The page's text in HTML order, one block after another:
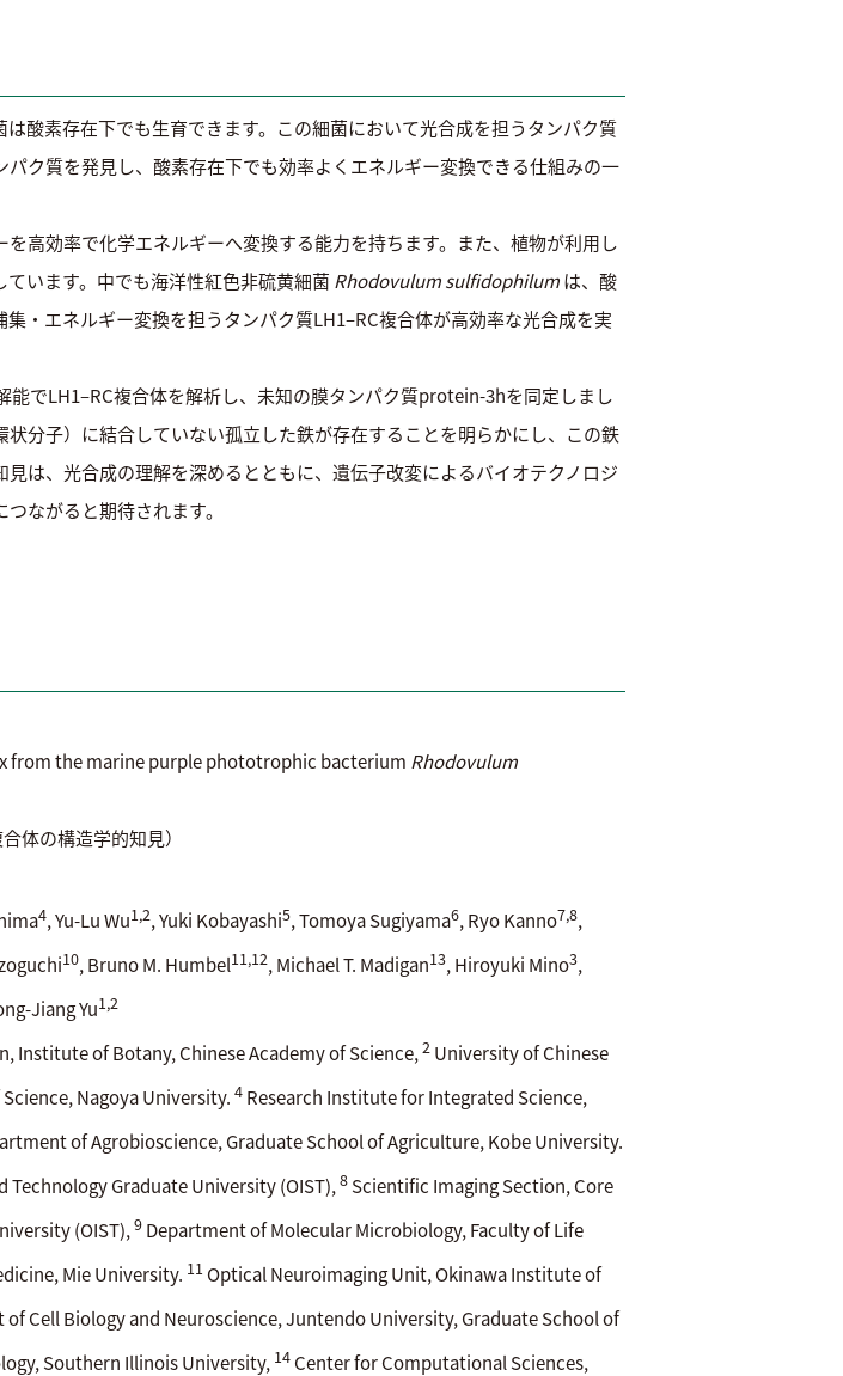
酸素存在下でも生育できます。この細菌において光合成を担うタンパク質
ク質を発見し、酸素存在下でも効率よくエネルギー変換できる仕組みの一
高効率で化学エネルギーへ変換する能力を持ちます。また、植物が利用し
います。中でも海洋性紅色非硫黄細菌 Rhodovulum sulfidophilumは、酸
・エネルギー変換を担うタンパク質LH1–RC複合体が高効率な光合成を実
でLH1–RC複合体を解析し、未知の膜タンパク質protein-3hを同定しまし
分子）に結合していない孤立した鉄が存在することを明らかにし、この鉄
は、光合成の理解を深めるとともに、遺伝子改変によるバイオテクノロジ
ながると期待されます。
from the marine purple phototrophic bacterium Rhodovulum
体の構造学的知見）
4, Yu-Lu Wu1,2, Yuki Kobayashi5, Tomoya Sugiyama6, Ryo Kanno7,8,
10, Bruno M. Humbel11,12, Michael T. Madigan13, Hiroyuki Mino3,
Jiang Yu1,2
Institute of Botany, Chinese Academy of Science, 2 University of Chinese
Nagoya University. 4 Research Institute for Integrated Science,
of Agrobioscience, Graduate School of Agriculture, Kobe University.
Graduate University (OIST), 8 Scientific Imaging Section, Core
(OIST), 9 Department of Molecular Microbiology, Faculty of Life
Mie University. 11 Optical Neuroimaging Unit, Okinawa Institute of
of Cell Biology and Neuroscience, Juntendo University, Graduate School of
Southern Illinois University, 14 Center for Computational Sciences,